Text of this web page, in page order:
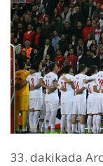
33. dakikada